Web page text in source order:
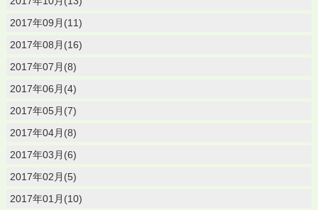
2017年09月(11)
2017年08月(16)
2017年07月(8)
2017年06月(4)
2017年05月(7)
2017年04月(8)
2017年03月(6)
2017年02月(5)
2017年01月(10)